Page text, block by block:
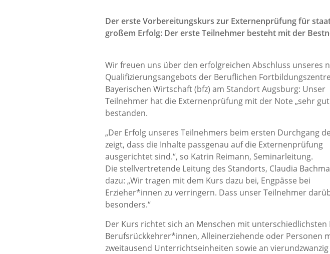
Der erste Vorbereitungskurs zur Externenprüfung für
großem Erfolg: Der erste Teilnehmer besteht mit der
Wir freuen uns über den erfolgreichen Abschluss unseres
Qualifizierungsangebots der Beruflichen
Bayerischen Wirtschaft (bfz) am Standort Augsburg: Unser
Teilnehmer hat die Externenprüfung mit der Note „sehr gut
bestanden.
„Der Erfolg unseres Teilnehmers beim ersten Durchgang
zeigt, dass die Inhalte passgenau auf die Externenprüfung
ausgerichtet sind.“, so Katrin Reimann, Seminarleitung.
Die stellvertretende Leitung des Standorts, Claudia
dazu: „Wir tragen mit dem Kurs dazu bei, Engpässe bei
Erzieher*innen zu verringern. Dass unser Teilnehmer
besonders.“
Der Kurs richtet sich an Menschen mit
Berufsrückkehrer*innen, Alleinerziehende oder Personen
zweitausend Unterrichtseinheiten sowie an